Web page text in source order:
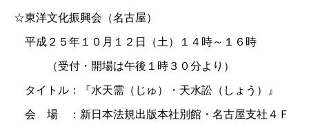
☆東洋文化振興会（名古屋）
平成２５年１０月１２日（土）１４時～１６時
（受付・開場は午後１時３０分より）
タイトル：『水天需（じゅ）・天水訟（しょう）』
会 場 ：新日本法規出版本社別館・名古屋支社４Ｆ